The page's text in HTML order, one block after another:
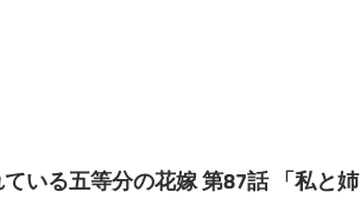
いる五等分の花嫁 第87話 「私と姉